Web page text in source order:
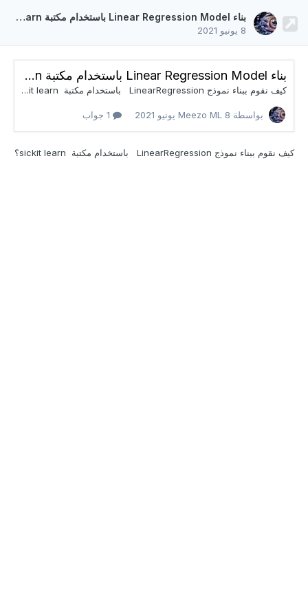
بناء Linear Regression Model باستخدام مكتبة sickit learn
8 يونيو 2021
بناء Linear Regression Model باستخدام مكتبة sickit learn
كيف نقوم ببناء نموذج LinearRegression باستخدام مكتبة sickit learn؟
بواسطة Meezo ML 8 يونيو 2021
كيف نقوم ببناء نموذج LinearRegression باستخدام مكتبة sickit learn؟